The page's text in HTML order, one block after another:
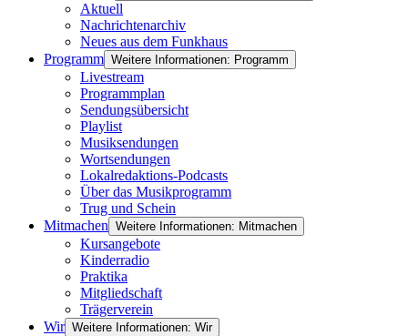
Aktuell
Nachrichtenarchiv
Neues aus dem Funkhaus
Programm Weitere Informationen: Programm
Livestream
Programmplan
Sendungsübersicht
Playlist
Musiksendungen
Wortsendungen
Lokalredaktions-Podcasts
Über das Musikprogramm
Trug und Schein
Mitmachen Weitere Informationen: Mitmachen
Kursangebote
Kinderradio
Praktika
Mitgliedschaft
Trägerverein
Wir Weitere Informationen: Wir